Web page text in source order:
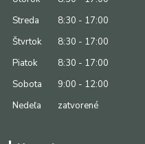
Streda
8:30 - 17:00
Štvrtok
8:30 - 17:00
Piatok
8:30 - 17:00
Sobota
9:00 - 12:00
Nedeľa
zatvorené